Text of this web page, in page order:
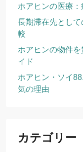
ホアヒンの医療
長期滞在先とし
較
ホアヒンの物件
イド
ホアヒン・ソイ
気の理由
カテゴリー